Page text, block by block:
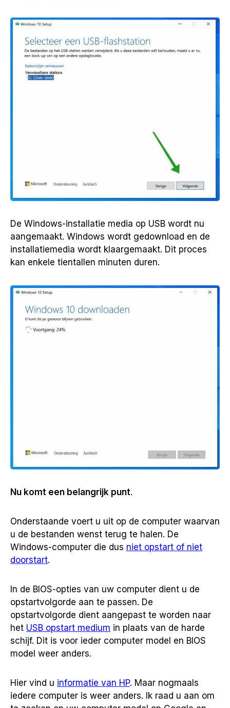
De Windows-installatie media op USB wordt nu
aangemaakt. Windows wordt gedownload en de
installatiemedia wordt klaargemaakt. Dit proces
kan enkele tientallen minuten duren.
Nu komt een belangrijk punt.
Onderstaande voert u uit op de computer waarvan
u de bestanden wenst terug te halen. De
Windows-computer die dus niet opstart of niet
doorstart.
In de BIOS-opties van uw computer dient u de
opstartvolgorde aan te passen. De
opstartvolgorde dient aangepast te worden naar
het USB opstart medium in plaats van de harde
schijf. Dit is voor ieder computer model en BIOS
model weer anders.
Hier vind u informatie van HP. Maar nogmaals
iedere computer is weer anders. Ik raad u aan om